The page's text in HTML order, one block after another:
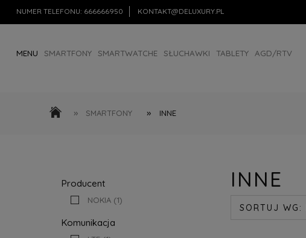
NUMER TELEFONU: 666666950 KONTAKT@DELUXURY.PL
MENU SMARTFONY SMARTWATCHE SŁUCHAWKI TABLETY AGD/RTV
» SMARTFONY » INNE
Producent
NOKIA (1)
Komunikacja
INNE
SORTUJ WG: